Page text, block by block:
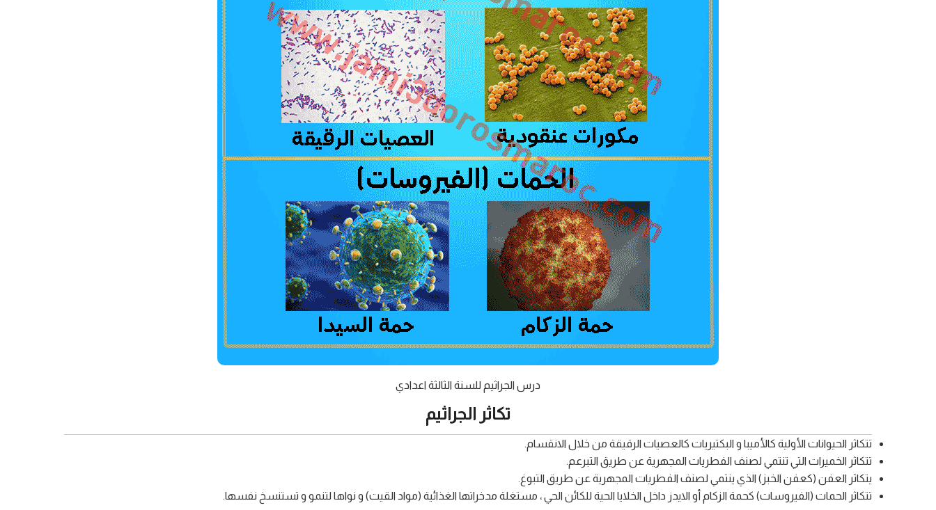
درس الجراثيم للسنة الثالثة اعدادي
تكاثر الجراثيم
تتكاثر الحيوانات الأولية كالأميبا و البكتيريات كالعصيات الرقيقة من خلال الانقسام.
تتكاثر الخميرات التي تنتمي لصنف الفطريات المجهرية عن طريق التبرعم.
يتكاثر العفن (كعفن الخبز) الذي ينتمي لصنف الفطريات المجهرية عن طريق التبوغ.
تتكاثر الحمات (الفيروسات) كحمة الزكام أو الايدز داخل الخلايا الحية للكائن الحي ، مستغلة مدخراتها الغذائية (مواد القيت) و نواها لتنمو و تستنسخ نفسها.